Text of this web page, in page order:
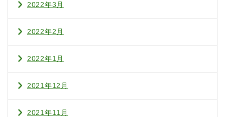
2022年3月
2022年2月
2022年1月
2021年12月
2021年11月